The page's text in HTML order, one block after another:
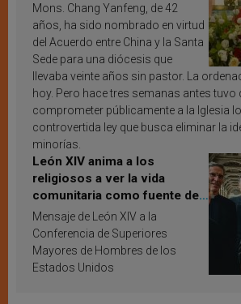
Mons. Chang Yanfeng, de 42
años, ha sido nombrado en virtud
del Acuerdo entre China y la Santa
Sede para una diócesis que
llevaba veinte años sin pastor. La
hoy. Pero hace tres semanas antes tuvo
comprometer públicamente a la Iglesia
controvertida ley que busca eliminar la
minorías.
León XIV anima a los
religiosos a ver la vida
comunitaria como fuente de
inspiración y santificación
Mensaje de León XIV a la
Conferencia de Superiores
Mayores de Hombres de los
Estados Unidos